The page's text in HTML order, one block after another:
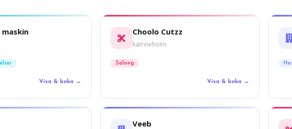
maskin
Visa & boka →
Choolo Cutzz
katrineholm
Salong
Visa & boka →
Veeb